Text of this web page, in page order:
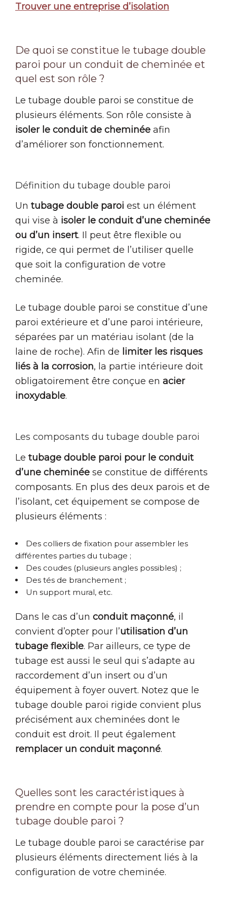
Trouver une entreprise d’isolation
De quoi se constitue le tubage double
paroi pour un conduit de cheminée et
quel est son rôle ?
Le tubage double paroi se constitue de
plusieurs éléments. Son rôle consiste à
isoler le conduit de cheminée afin
d’améliorer son fonctionnement.
Définition du tubage double paroi
Un tubage double paroi est un élément
qui vise à isoler le conduit d’une cheminée
ou d’un insert. Il peut être flexible ou
rigide, ce qui permet de l’utiliser quelle
que soit la configuration de votre
cheminée.
Le tubage double paroi se constitue d’une
paroi extérieure et d’une paroi intérieure,
séparées par un matériau isolant (de la
laine de roche). Afin de limiter les risques
liés à la corrosion, la partie intérieure doit
obligatoirement être conçue en acier
inoxydable.
Les composants du tubage double paroi
Le tubage double paroi pour le conduit
d’une cheminée se constitue de différents
composants. En plus des deux parois et de
l’isolant, cet équipement se compose de
plusieurs éléments :
Des colliers de fixation pour assembler les
différentes parties du tubage ;
Des coudes (plusieurs angles possibles) ;
Des tés de branchement ;
Un support mural, etc.
Dans le cas d’un conduit maçonné, il
convient d’opter pour l’utilisation d’un
tubage flexible. Par ailleurs, ce type de
tubage est aussi le seul qui s’adapte au
raccordement d’un insert ou d’un
équipement à foyer ouvert. Notez que le
tubage double paroi rigide convient plus
précisément aux cheminées dont le
conduit est droit. Il peut également
remplacer un conduit maçonné.
Quelles sont les caractéristiques à
prendre en compte pour la pose d’un
tubage double paroi ?
Le tubage double paroi se caractérise par
plusieurs éléments directement liés à la
configuration de votre cheminée.